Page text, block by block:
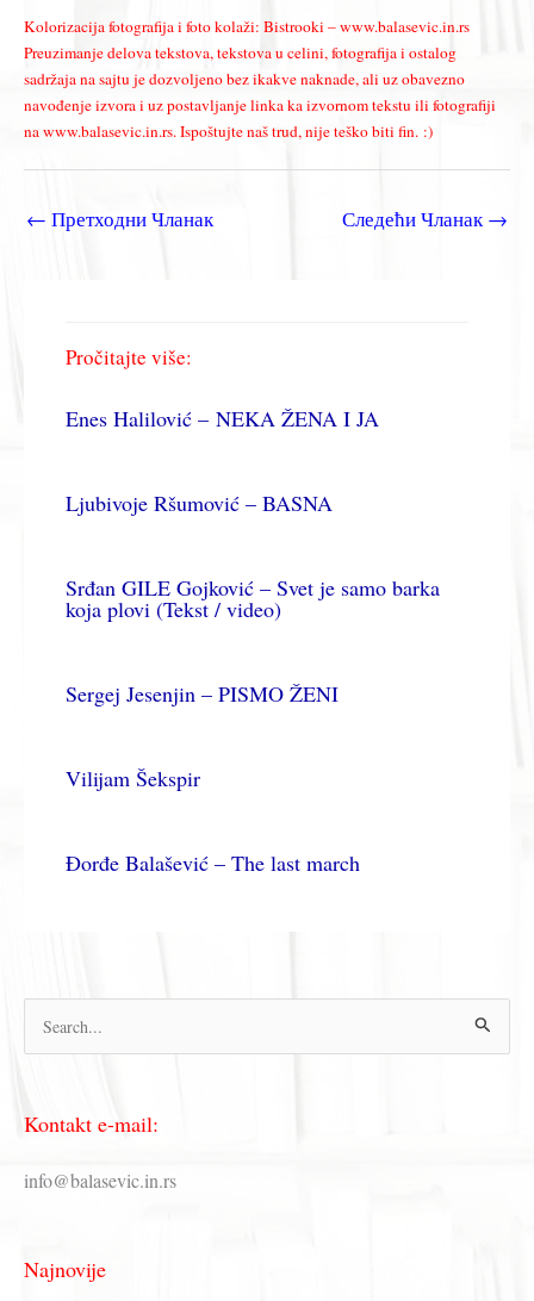
Kolorizacija fotografija i foto kolaži: Bistrooki – www.balasevic.in.rs
Preuzimanje delova tekstova, tekstova u celini, fotografija i ostalog
sadržaja na sajtu je dozvoljeno bez ikakve naknade, ali uz obavezno
navođenje izvora i uz postavljanje linka ka izvornom tekstu ili fotografiji
na www.balasevic.in.rs. Ispoštujte naš trud, nije teško biti fin. :)
← Претходни Чланак Следећи Чланак →
Pročitajte više:
Enes Halilović – NEKA ŽENA I JA
Ljubivoje Ršumović – BASNA
Srđan GILE Gojković – Svet je samo barka
koja plovi (Tekst / video)
Sergej Jesenjin – PISMO ŽENI
Vilijam Šekspir
Đorđe Balašević – The last march
р
т
р
а
Kontakt e-mail:
info@balasevic.in.rs
Najnovije